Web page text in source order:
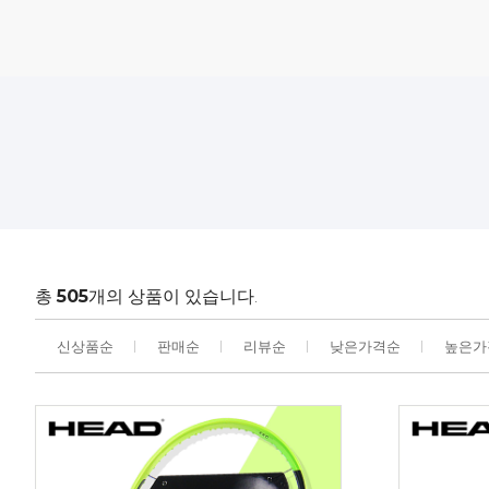
총505개의 상품이 있습니다.
신상품순 판매순 리뷰순 낮은가격순 높은